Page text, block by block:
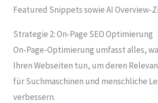
Featured Snippets sowie AI Overview-
Strategie 2: On-Page SEO Optimierung
On-Page-Optimierung umfasst alles,
Ihren Webseiten tun, um deren
für Suchmaschinen und menschliche
verbessern.